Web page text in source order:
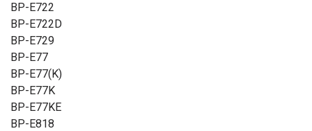
BP-E722
BP-E722D
BP-E729
BP-E77
BP-E77(K)
BP-E77K
BP-E77KE
BP-E818